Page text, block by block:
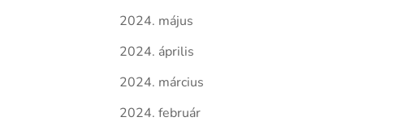
2024. május
2024. április
2024. március
2024. február